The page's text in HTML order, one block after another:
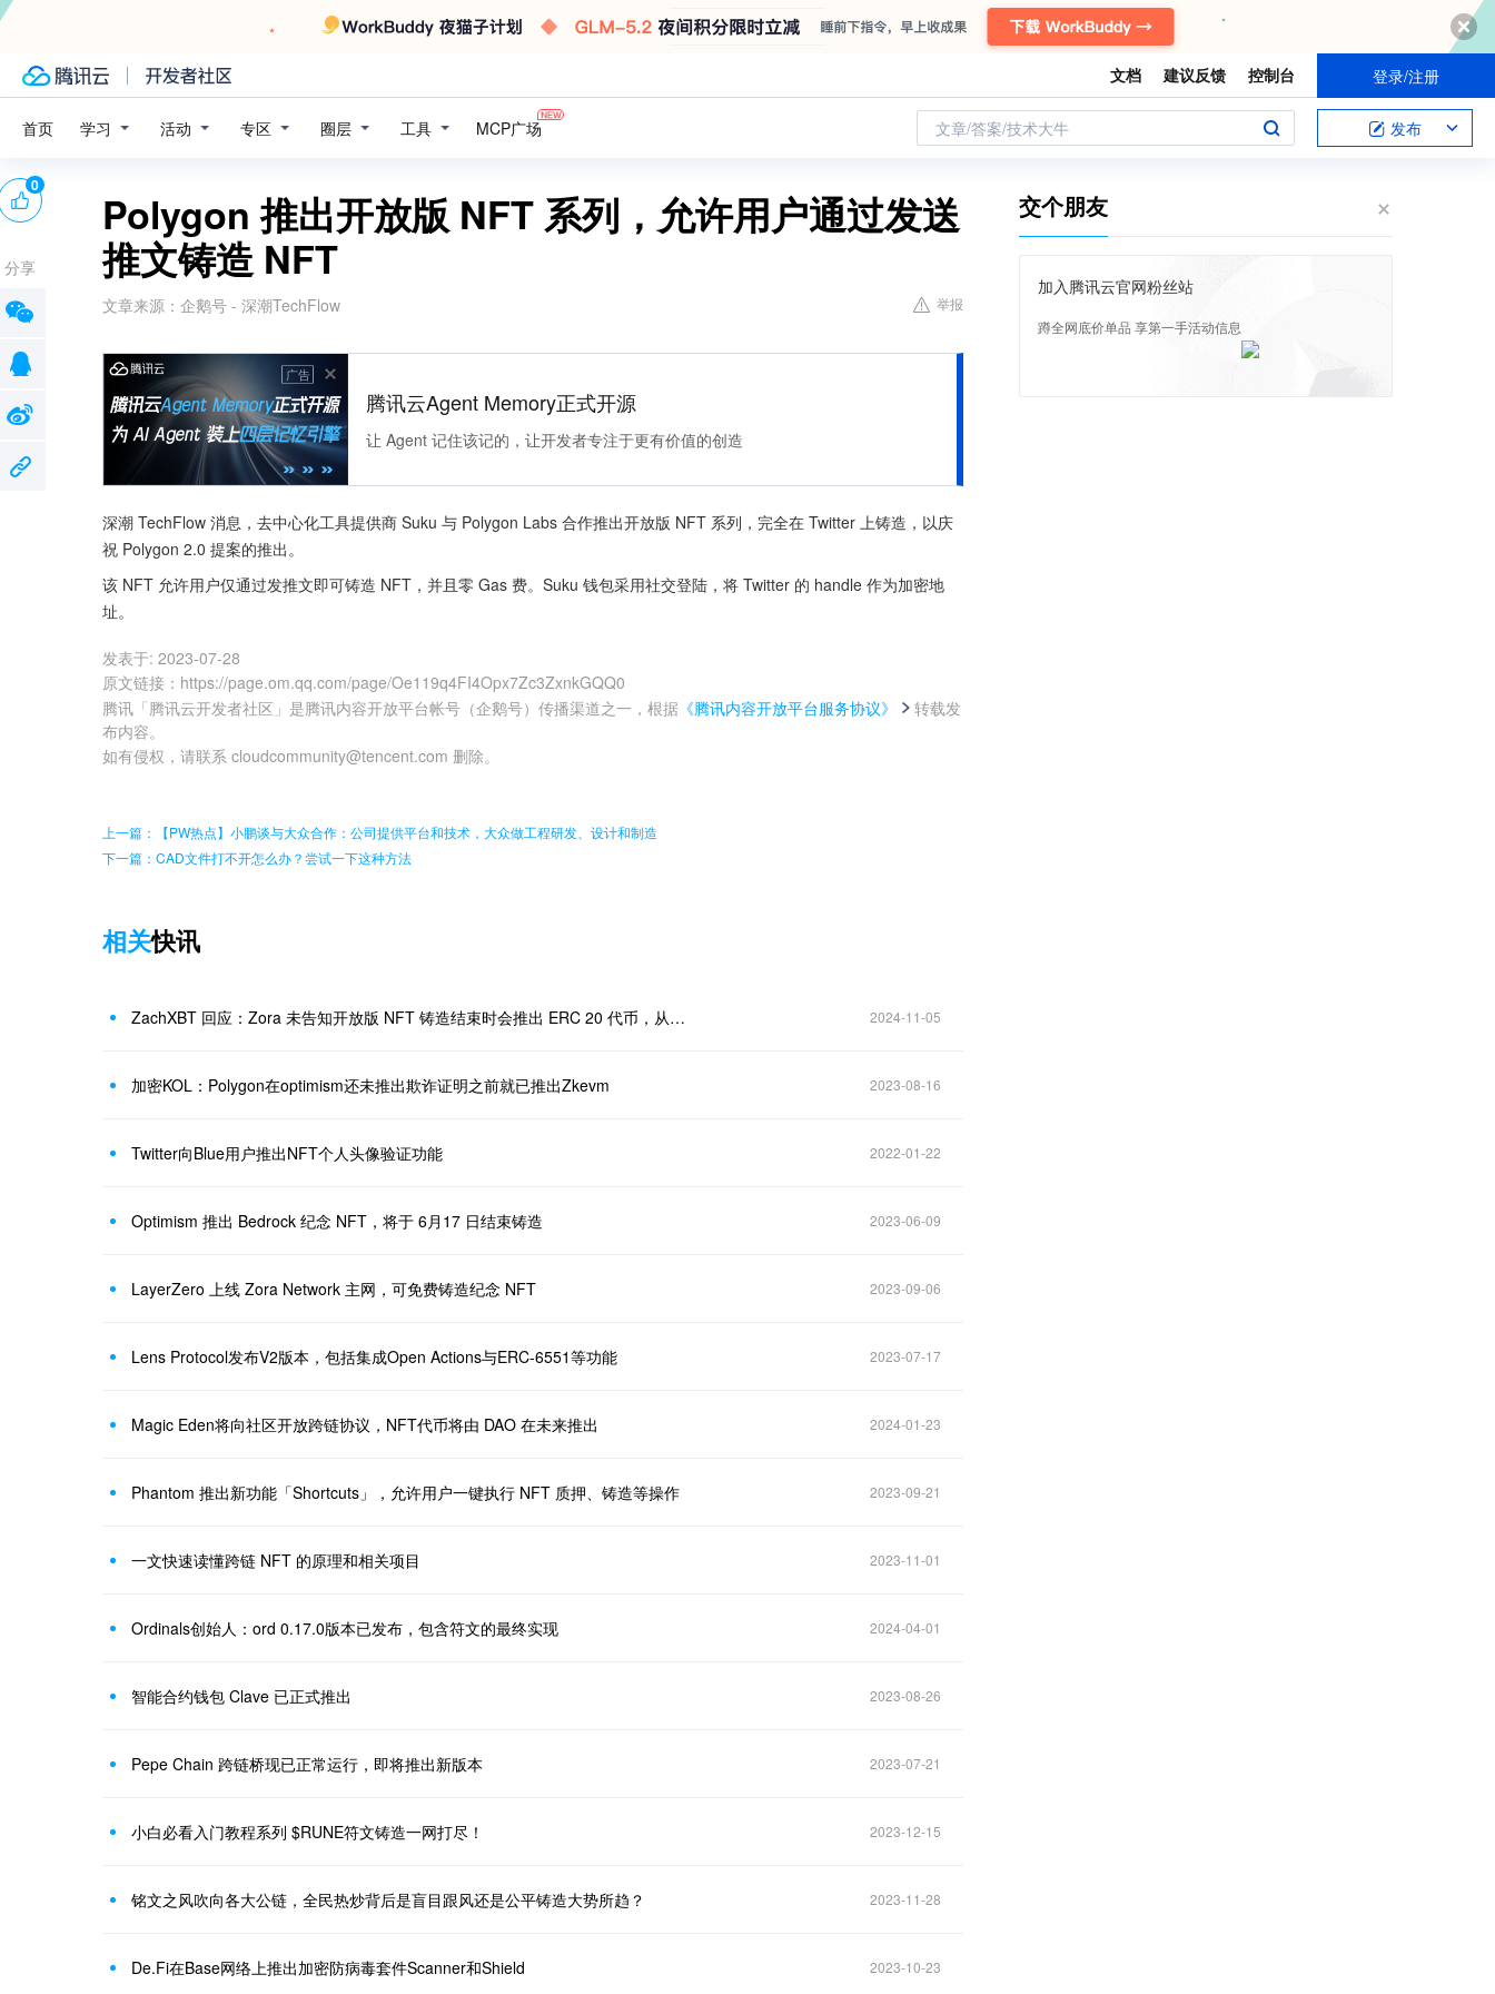
文档 建议反馈 控制台 登录/注册
首页 学习 活动 专区 圈层 工具 MCP广场 文章/答案/技术大牛 发布
Polygon 推出开放版 NFT 系列，允许用户通过发送
推文铸造 NFT
文章来源： 企鹅号 - 深潮TechFlow 举报
广告
腾讯云Agent Memory正式开源
让 Agent 记住该记的，让开发者专注于更有价值的创造
深潮 TechFlow 消息，去中心化工具提供商 Suku 与 Polygon Labs 合作推出开放版 NFT 系列，完全在 Twitter 上铸造，以庆
祝 Polygon 2.0 提案的推出。
该 NFT 允许用户仅通过发推文即可铸造 NFT，并且零 Gas 费。Suku 钱包采用社交登陆，将 Twitter 的 handle 作为加密地
址。
发表于: 2023-07-28
原文链接 ： https://page.om.qq.com/page/Oe119q4FI4Opx7Zc3ZxnkGQQ0
腾讯「腾讯云开发者社区」是腾讯内容开放平台帐号（企鹅号）传播渠道之一，根据 《腾讯内容开放平台服务协议》
转载发
布内容。
如有侵权，请联系 cloudcommunity@tencent.com 删除。
0
分享
上一篇：【PW热点】小鹏谈与大众合作：公司提供平台和技术，大众做工程研发、设计和制造
下一篇：CAD文件打不开怎么办？尝试一下这种方法
相关快讯
ZachXBT 回应：Zora 未告知开放版 NFT 铸造结束时会推出 ERC 20 代币，从未打算让人们对调查进行投机 2024-11-05
加密KOL：Polygon在optimism还未推出欺诈证明之前就已推出Zkevm 2023-08-16
Twitter向Blue用户推出NFT个人头像验证功能 2022-01-22
Optimism 推出 Bedrock 纪念 NFT，将于 6月17 日结束铸造 2023-06-09
LayerZero 上线 Zora Network 主网，可免费铸造纪念 NFT 2023-09-06
Lens Protocol发布V2版本，包括集成Open Actions与ERC-6551等功能 2023-07-17
Magic Eden将向社区开放跨链协议，NFT代币将由 DAO 在未来推出 2024-01-23
Phantom 推出新功能「Shortcuts」，允许用户一键执行 NFT 质押、铸造等操作 2023-09-21
一文快速读懂跨链 NFT 的原理和相关项目 2023-11-01
Ordinals创始人：ord 0.17.0版本已发布，包含符文的最终实现 2024-04-01
智能合约钱包 Clave 已正式推出 2023-08-26
Pepe Chain 跨链桥现已正常运行，即将推出新版本 2023-07-21
小白必看入门教程系列 $RUNE符文铸造一网打尽！ 2023-12-15
铭文之风吹向各大公链，全民热炒背后是盲目跟风还是公平铸造大势所趋？ 2023-11-28
De.Fi在Base网络上推出加密防病毒套件Scanner和Shield 2023-10-23
交个朋友
加入腾讯云官网粉丝站
蹲全网底价单品 享第一手活动信息